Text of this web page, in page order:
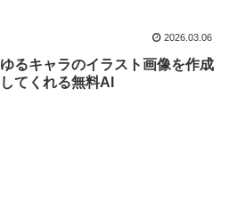
2026.03.06
ゆるキャラのイラスト画像を作成
してくれる無料AI